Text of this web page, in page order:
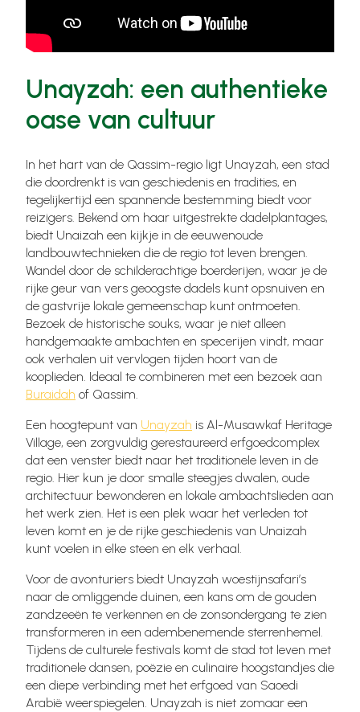
Unayzah: een authentieke
oase van cultuur
In het hart van de Qassim-regio ligt Unayzah, een stad
die doordrenkt is van geschiedenis en tradities, en
tegelijkertijd een spannende bestemming biedt voor
reizigers. Bekend om haar uitgestrekte dadelplantages,
biedt Unaizah een kijkje in de eeuwenoude
landbouwtechnieken die de regio tot leven brengen.
Wandel door de schilderachtige boerderijen, waar je de
rijke geur van vers geoogste dadels kunt opsnuiven en
de gastvrije lokale gemeenschap kunt ontmoeten.
Bezoek de historische souks, waar je niet alleen
handgemaakte ambachten en specerijen vindt, maar
ook verhalen uit vervlogen tijden hoort van de
kooplieden. Ideaal te combineren met een bezoek aan
Buraidah of Qassim.
Een hoogtepunt van Unayzah is Al-Musawkaf Heritage
Village, een zorgvuldig gerestaureerd erfgoedcomplex
dat een venster biedt naar het traditionele leven in de
regio. Hier kun je door smalle steegjes dwalen, oude
architectuur bewonderen en lokale ambachtslieden aan
het werk zien. Het is een plek waar het verleden tot
leven komt en je de rijke geschiedenis van Unaizah
kunt voelen in elke steen en elk verhaal.
Voor de avonturiers biedt Unayzah woestijnsafari’s
naar de omliggende duinen, een kans om de gouden
zandzeeën te verkennen en de zonsondergang te zien
transformeren in een adembenemende sterrenhemel.
Tijdens de culturele festivals komt de stad tot leven met
traditionele dansen, poëzie en culinaire hoogstandjes die
een diepe verbinding met het erfgoed van Saoedi
Arabië weerspiegelen. Unayzah is niet zomaar een